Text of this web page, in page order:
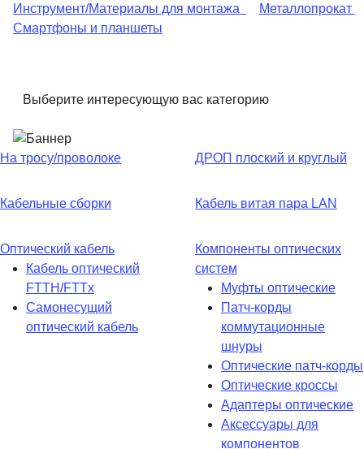
Инструмент/Материалы для монтажа
Металлопрокат
Смартфоны и планшеты
Выберите интересующую вас категорию
На тросу/проволоке ДРОП плоский и круглый
Кабельные сборки Кабель витая пара LAN
Оптический кабель
Кабель оптический
FTTH/FTTx
Самонесущий
оптический кабель
Компоненты оптических
систем
Муфты оптические
Патч-корды
коммутационные
шнуры
Оптические патч-корды
Оптические кроссы
Адаптеры оптические
Аксессуары для
компонентов